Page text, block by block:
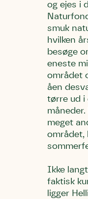
og ejes i
smuk
hvilken
besøge
eneste
området
åen
tørre ud i
meget
området,
Ikke
faktisk
ligger